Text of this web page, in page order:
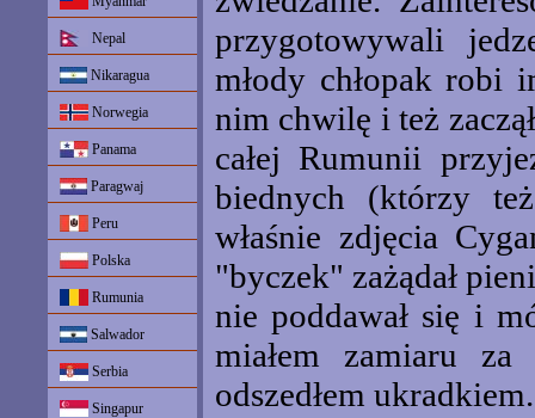
Nepal
Nikaragua
Norwegia
Panama
Paragwaj
Peru
Polska
Rumunia
Salwador
Serbia
Singapur
przygotowywali
młody chłopak robi
nim chwilę i też
całej Rumunii
biednych (którzy
właśnie zdjęcia
"byczek" zażądał
nie poddawał się i
miałem zamiaru
odszedłem ukradkiem.